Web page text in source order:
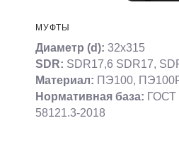
МУФТЫ
Диаметр (d): 32х315
SDR: SDR17,6 SDR17,
Материал: ПЭ100,
Нормативная база: ГОСТ
58121.3-2018